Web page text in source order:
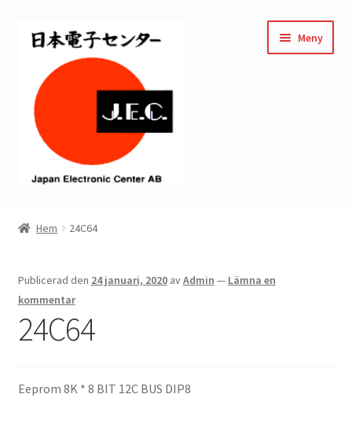
Hoppa
till
navigering
Hoppa
till
innehåll
Meny
Mitt konto
Varukorg
Hem 24C64
Publicerad den 24 januari, 2020 avAdmin — Lämna en
kommentar
24C64
Eeprom 8K * 8 BIT 12C BUS DIP8